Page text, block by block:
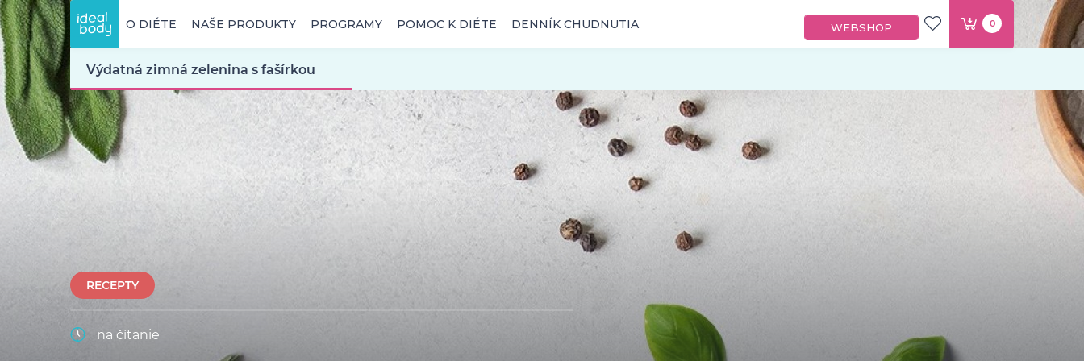
WEBSHOP
O DIÉTE NAŠE PRODUKTY PROGRAMY POMOC K DIÉTE DENNÍK CHUDNUTIA 0
RECEPTY
Výdatná zimná zelenina s fašírkou
na čítanie